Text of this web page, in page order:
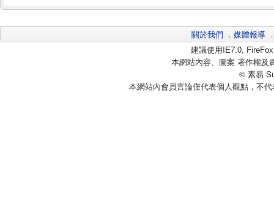
關於我們 ． 媒體報導
建議使用IE7.0,
本網站內容、圖案 著作權及
© 素易
本網站內會員言論僅代表個人觀點，不